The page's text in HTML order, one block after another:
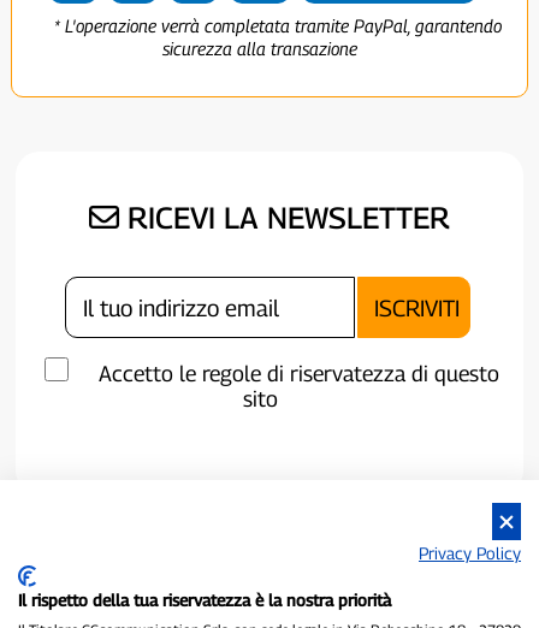
* L'operazione verrà completata tramite PayPal, garantendo
sicurezza alla transazione
RICEVI LA NEWSLETTER
Accetto le regole di riservatezza di questo
sito
Privacy Policy
Il rispetto della tua riservatezza è la nostra priorità